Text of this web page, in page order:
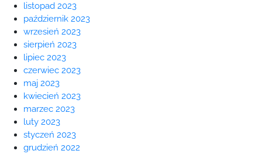
listopad 2023
październik 2023
wrzesień 2023
sierpień 2023
lipiec 2023
czerwiec 2023
maj 2023
kwiecień 2023
marzec 2023
luty 2023
styczeń 2023
grudzień 2022